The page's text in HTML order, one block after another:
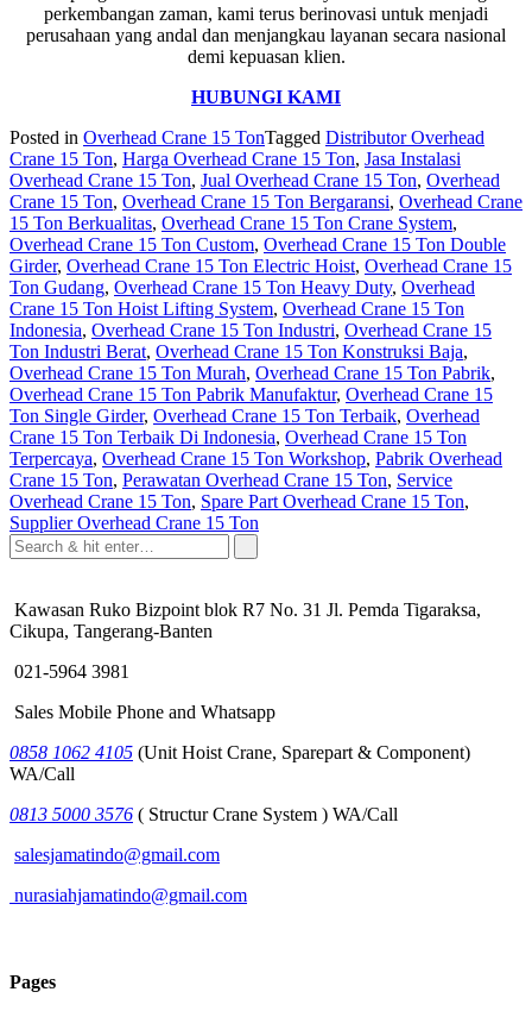
perkembangan zaman, kami terus berinovasi untuk menjadi
perusahaan yang andal dan menjangkau layanan secara nasional
demi kepuasan klien.
HUBUNGI KAMI
Posted in Overhead Crane 15 TonTagged Distributor Overhead
Crane 15 Ton, Harga Overhead Crane 15 Ton, Jasa Instalasi
Overhead Crane 15 Ton, Jual Overhead Crane 15 Ton, Overhead
Crane 15 Ton, Overhead Crane 15 Ton Bergaransi, Overhead Crane
15 Ton Berkualitas, Overhead Crane 15 Ton Crane System,
Overhead Crane 15 Ton Custom, Overhead Crane 15 Ton Double
Girder, Overhead Crane 15 Ton Electric Hoist, Overhead Crane 15
Ton Gudang, Overhead Crane 15 Ton Heavy Duty, Overhead
Crane 15 Ton Hoist Lifting System, Overhead Crane 15 Ton
Indonesia, Overhead Crane 15 Ton Industri, Overhead Crane 15
Ton Industri Berat, Overhead Crane 15 Ton Konstruksi Baja,
Overhead Crane 15 Ton Murah, Overhead Crane 15 Ton Pabrik,
Overhead Crane 15 Ton Pabrik Manufaktur, Overhead Crane 15
Ton Single Girder, Overhead Crane 15 Ton Terbaik, Overhead
Crane 15 Ton Terbaik Di Indonesia, Overhead Crane 15 Ton
Terpercaya, Overhead Crane 15 Ton Workshop, Pabrik Overhead
Crane 15 Ton, Perawatan Overhead Crane 15 Ton, Service
Overhead Crane 15 Ton, Spare Part Overhead Crane 15 Ton,
Supplier Overhead Crane 15 Ton
Kawasan Ruko Bizpoint blok R7 No. 31 Jl. Pemda Tigaraksa,
Cikupa, Tangerang-Banten
021-5964 3981
Sales Mobile Phone and Whatsapp
0858 1062 4105 (Unit Hoist Crane, Sparepart & Component)
WA/Call
0813 5000 3576 ( Structur Crane System ) WA/Call
salesjamatindo@gmail.com
nurasiahjamatindo@gmail.com
Pages